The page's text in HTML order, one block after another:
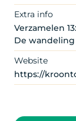
Extra info
Verzamelen
De wandeling
Website
https://